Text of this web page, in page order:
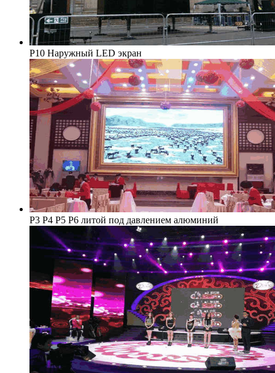
P10 Наружный LED экран
P3 Р4 Р5 Р6 литой под давлением алюминий